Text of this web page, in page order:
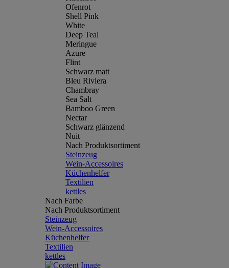
Ofenrot
Shell Pink
White
Deep Teal
Meringue
Azure
Flint
Schwarz matt
Bleu Riviera
Chambray
Sea Salt
Bamboo Green
Nectar
Schwarz glänzend
Nuit
Nach Produktsortiment
Steinzeug
Wein-Accessoires
Küchenhelfer
Textilien
kettles
Nach Farbe
Nach Produktsortiment
Steinzeug
Wein-Accessoires
Küchenhelfer
Textilien
kettles